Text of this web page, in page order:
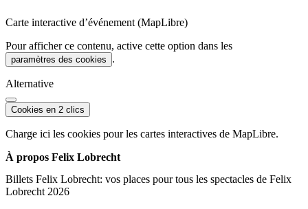
Carte interactive d’événement (MapLibre)
Pour afficher ce contenu, active cette option dans les
paramètres des cookies .
Alternative
Cookies en 2 clics
Charge ici les cookies pour les cartes interactives de MapLibre.
À propos Felix Lobrecht
Billets Felix Lobrecht: vos places pour tous les spectacles de Felix
Lobrecht 2026